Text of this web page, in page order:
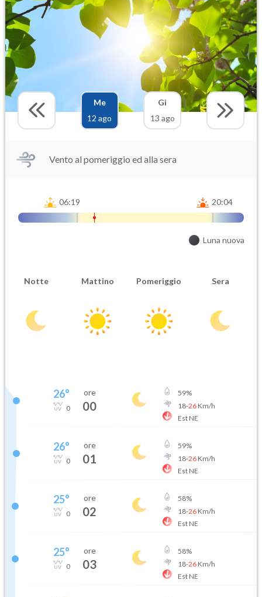
Me
12 ago
Gi
13 ago
Vento al pomeriggio ed alla sera
06:19 20:04
Luna nuova
Notte Mattino Pomeriggio Sera
26°
0
ore
00
59%
18-26Km/h
Est NE
26°
0
ore
01
59%
18-26Km/h
Est NE
25°
0
ore
02
58%
18-26Km/h
Est NE
25°
0
ore
03
58%
18-26Km/h
Est NE